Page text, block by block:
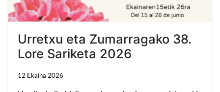
Urretxu eta Zumarragako 38.
Lore Sariketa 2026
12 Ekaina 2026